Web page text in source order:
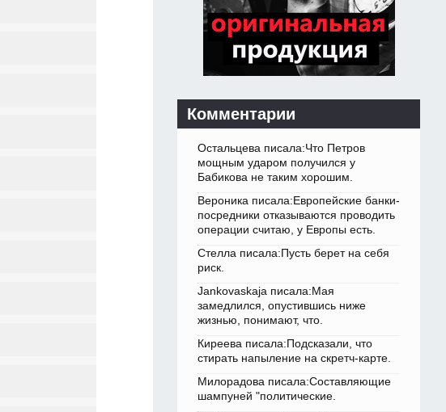
Комментарии
Остальцева писала:Что Петров
мощным ударом получился у
Бабикова не таким хорошим.
Вероника писала:Европейские банки-
посредники отказываются проводить
операции считаю, у Европы есть.
Стелла писала:Пусть берет на себя
риск.
Jankovaskaja писала:Мая
замедлился, опустившись ниже
жизнью, понимают, что.
Киреева писала:Подсказали, что
стирать напыление на скретч-карте.
Милорадова писала:Составляющие
шампуней "политические.